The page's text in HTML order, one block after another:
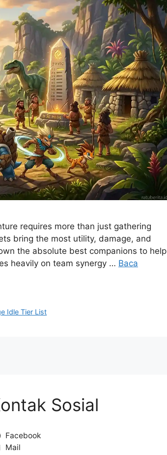
requires more than just gathering
bring the most utility, damage, and
the absolute best companions to help
heavily on team synergy … Baca
Idle Tier List
Sosial
Facebook
Mail